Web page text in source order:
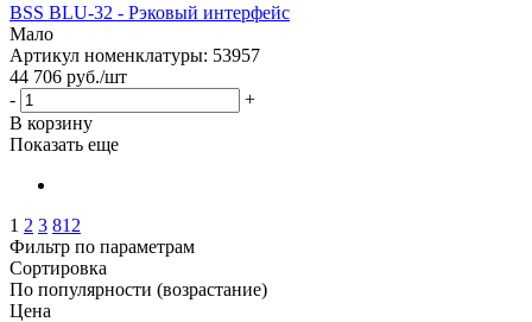
BSS BLU-32 - Рэковый интерфейс
Мало
Артикул номенклатуры: 53957
44 706 руб./шт
-
+
В корзину
Показать еще
1 2 3 812
Фильтр по параметрам
Сортировка
По популярности (возрастание)
Цена